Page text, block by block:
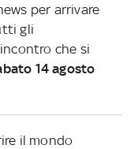
per arrivare
gli
che si
14 agosto
il mondo